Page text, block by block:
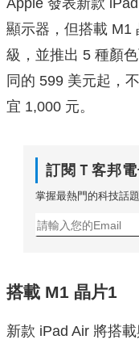
顯示器，但搭載 M1
級，並推出 5 種顏
同的 599 美元起，
宜 1,000 元。
訂閱Ｔ客邦
掌握最熱門的科技話
搭載 M1 晶片1
新款 iPad Air 將搭